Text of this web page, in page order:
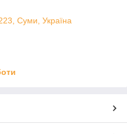
Суми, Україна